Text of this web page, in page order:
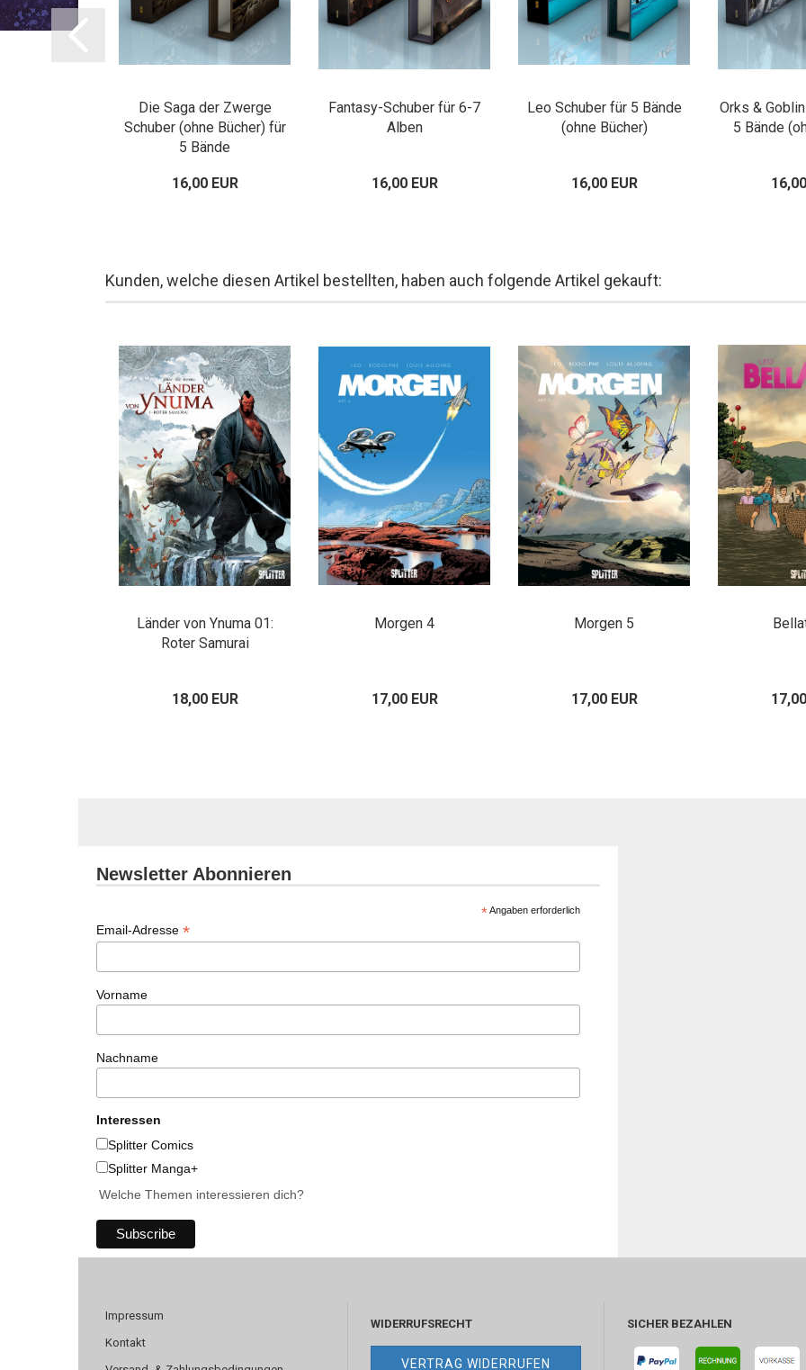
Die Saga der Zwerge
Schuber (ohne Bücher) für
5 Bände
16,00 EUR
Fantasy-Schuber für 6-7
Alben
16,00 EUR
Leo Schuber für 5 Bände
(ohne Bücher)
16,00 EUR
Orks &
5 Bände
Kunden, welche diesen Artikel bestellten, haben auch folgende Artikel gekauft:
Länder von Ynuma 01:
Roter Samurai
18,00 EUR
Morgen 4
17,00 EUR
Morgen 5
17,00 EUR
Newsletter Abonnieren
*Angaben erforderlich
Email-Adresse *
Vorname
Nachname
Interessen
Splitter Comics
Splitter Manga+
Welche Themen interessieren dich?
Impressum
Kontakt
WIDERRUFSRECHT
VERTRAG WIDERRUFEN
SICHER BEZAHLEN